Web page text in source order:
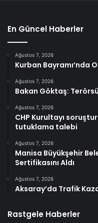
En Güncel Haberler
Ağustos 7, 2026
Kurban Bayramı’nda
Ağustos 7, 2026
Bakan Göktaş:
Ağustos 7, 2026
CHP Kurultayı
tutuklama talebi
Ağustos 7, 2026
Manisa Büyükşehir
Sertifikasını Aldı
Ağustos 7, 2026
Aksaray’da Trafik
Rastgele Haberler